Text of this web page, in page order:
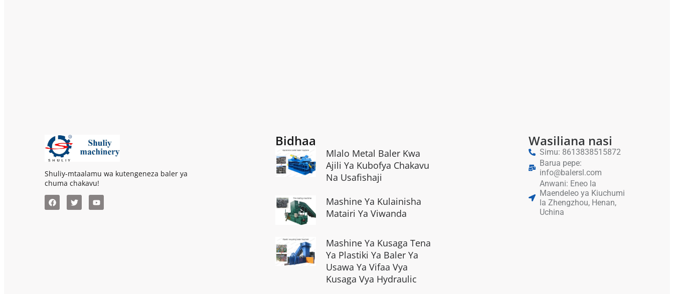
Shuliy-mtaalamu wa kutengeneza baler ya
chuma chakavu!
Bidhaa
Mlalo Metal Baler Kwa
Ajili Ya Kubofya Chakavu
Na Usafishaji
Mashine Ya Kulainisha
Matairi Ya Viwanda
Mashine Ya Kusaga Tena
Ya Plastiki Ya Baler Ya
Usawa Ya Vifaa Vya
Kusaga Vya Hydraulic
Wasiliana nasi
Simu: 8613838515872
Barua pepe:
info@balersl.com
Anwani: Eneo la
Maendeleo ya Kiuchumi
la Zhengzhou, Henan,
Uchina